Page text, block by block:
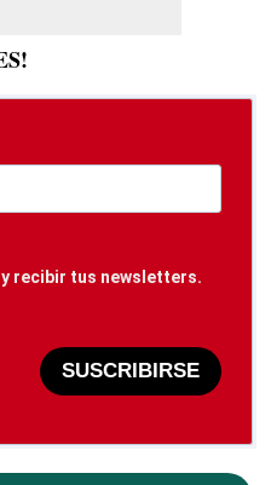
recibir tus newsletters.
SUSCRIBIRSE